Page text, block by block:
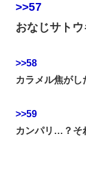
>>57
おなじサト
>>58
カラメル焦がし
>>59
カンパリ…？そ